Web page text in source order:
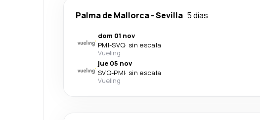
Palma de Mallorca-Sevilla 5 días
dom 01 nov
PMI-SVQ· sin escala
Vueling
jue 05 nov
SVQ-PMI· sin escala
Vueling